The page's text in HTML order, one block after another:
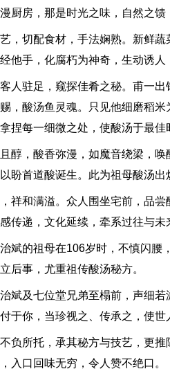
厨房，那是时光之味，自然之
切配食材，手法娴熟。新鲜蔬
他手，化腐朽为神奇，生动诱
驻足，窥探佳肴之秘。甫一出
，酸汤鱼灵魂。只见他细磨稻
捏每一细微之处，使酸汤于最
，酸香弥漫，如魔音绕梁，唤
盼首道酸诞生。此为祖母酸汤
和满溢。众人围坐宅前，品尝
传递，文化延续，牵系过往与
的祖母在106岁时，不慎闪腰
后事，尤重祖传酸汤秘方。
及七位堂兄弟至榻前，声细若
于你，当珍视之、传承之，使
所托，承其秘方与技艺，更推
入口回味无穷，令人赞不绝口。